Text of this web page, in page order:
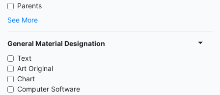
Parents
See More
General Material Designation
Text
Art Original
Chart
Computer Software